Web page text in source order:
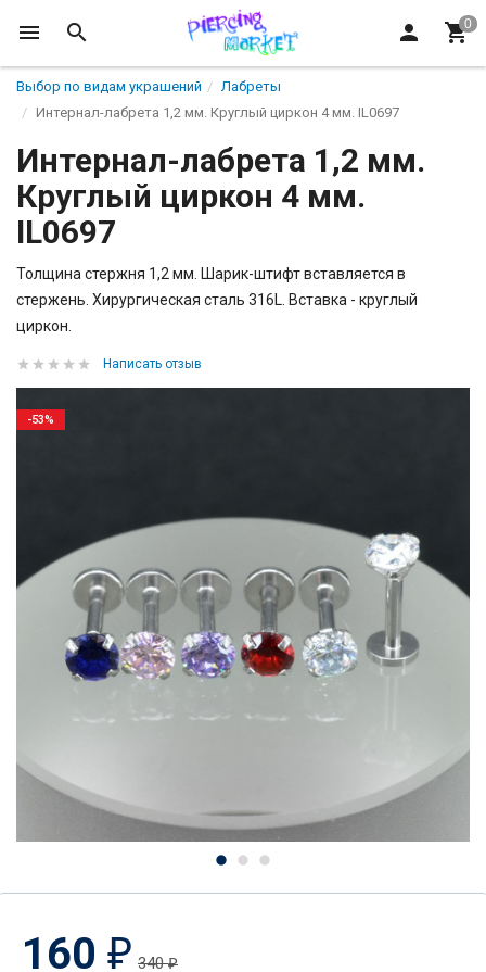
Выбор по видам украшений
Лабреты
Интернал-лабрета 1,2 мм. Круглый циркон 4 мм. IL0697
Интернал-лабрета 1,2 мм.
Круглый циркон 4 мм.
IL0697
Толщина стержня 1,2 мм. Шарик-штифт вставляется в
стержень. Хирургическая сталь 316L. Вставка - круглый
циркон.
Написать отзыв
-53%
160 ₽ 340₽